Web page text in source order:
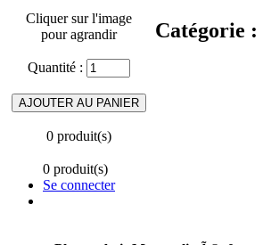
Cliquer sur l'image
pour agrandir
Quantité :
0 produit(s)
Catégorie :
0 produit(s)
Se connecter